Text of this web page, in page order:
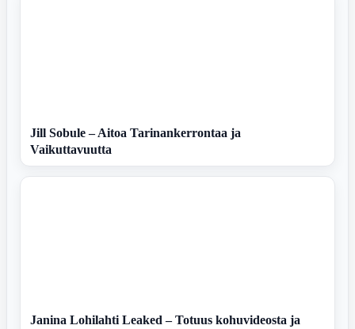
Jill Sobule – Aitoa Tarinankerrontaa ja
Vaikuttavuutta
Janina Lohilahti Leaked – Totuus kohuvideosta ja